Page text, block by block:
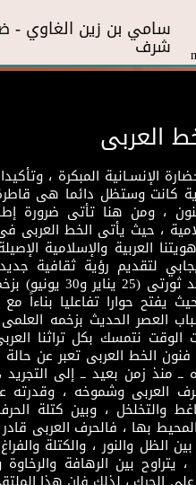
سامي بن زين الغاوي -
شرف
العربى
الإنسـانية المبكرة ،
كانت وستظل دائما هى
، ومن هنا تأتى ضرورة
، حيث يأتى الخط العربى
العربية والإسلامية
لتقديم رؤية ثقافية
مضمون ثقافى قادر على إثراء مرحلة ما
يفتح حوارا تفاعليا بناءاً مع
العصر الحديث بزخمه
نتمسك بكل تراثنا
الخط العربى تعبر عن حالة
منذ زمن بعيد ــ إلى التجريد
العربى وشموخه ، وقدرته
والتخلخل ، وبين كتلة
بها ، فالحرف العربى
الظل والنور ، والكتلة
بين الرهافة والرخاوة